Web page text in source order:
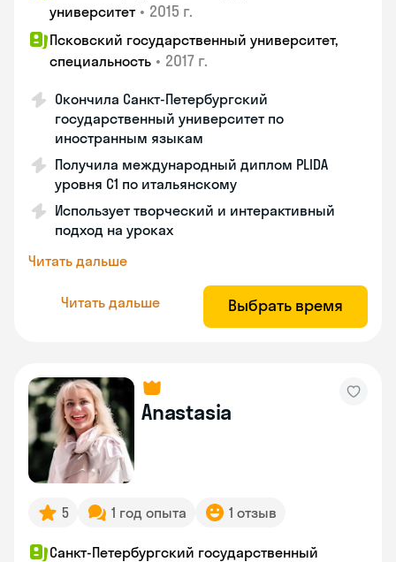
университет • 2015 г.
Псковский государственный университет,
специальность • 2017 г.
Окончила Санкт-Петербургский
государственный университет по
иностранным языкам
Получила международный диплом PLIDA
уровня С1 по итальянскому
Использует творческий и интерактивный
подход на уроках
Читать дальше
Читать дальше Выбрать время
Anastasia
5 1 год опыта 1 отзыв
Санкт-Петербургский государственный